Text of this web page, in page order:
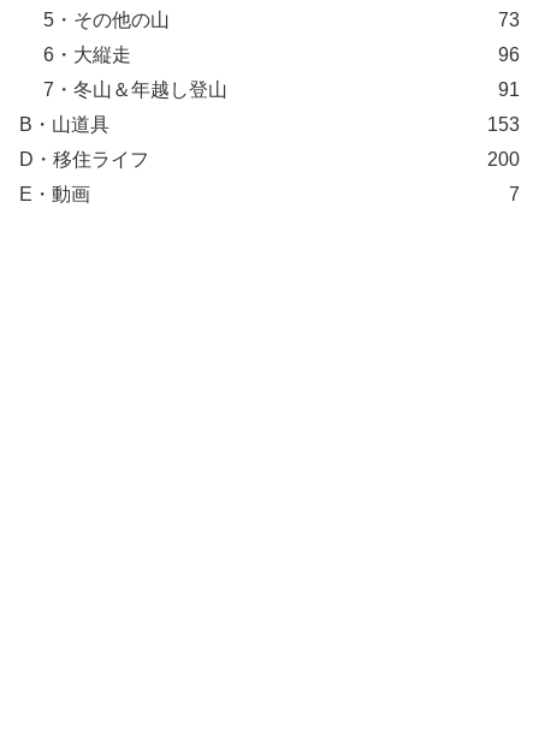
5・その他の山
73
6・大縦走
96
7・冬山＆年越し登山
91
B・山道具
153
D・移住ライフ
200
E・動画
7